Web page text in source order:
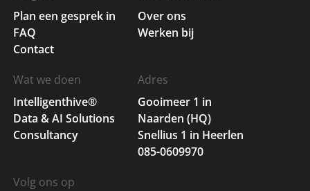
Plan een gesprek in
FAQ
Contact
Over ons
Werken bij
Wat we doen
Intelligenthive®
Data & AI Solutions
Consultancy
Adres
Gooimeer 1 in
Naarden (HQ)
Snellius 1 in Heerlen
085-0609970
Volg ons op